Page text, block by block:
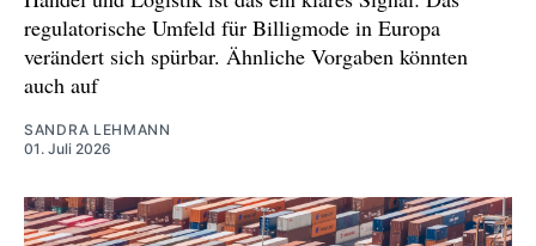
regulatorische Umfeld für Billigmode in Europa
verändert sich spürbar. Ähnliche Vorgaben könnten
auch auf
SANDRA LEHMANN
01. Juli 2026